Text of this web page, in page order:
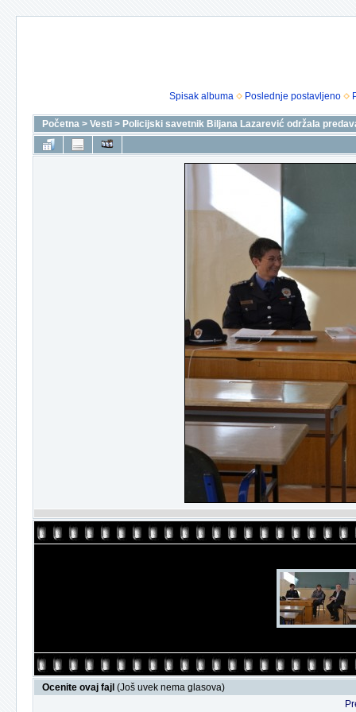
Spisak albuma Poslednje postavljeno
Početna > Vesti > Policijski savetnik Biljana Lazarević održala
Ocenite ovaj fajl (Još uvek nema glasova)